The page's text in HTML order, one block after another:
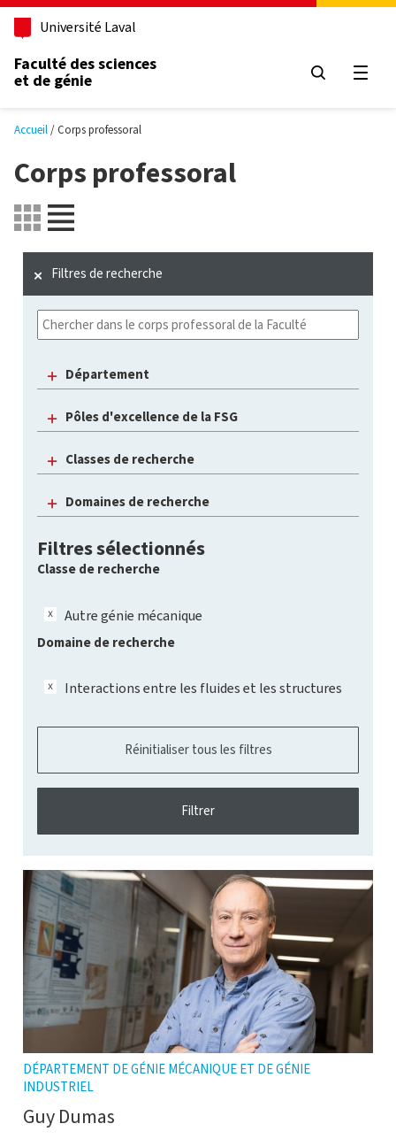
Aller au contenu principal
Université Laval
Faculté des sciences
et de génie
Accueil Corps professoral
Corps professoral
Filtres de recherche
Département
Pôles d'excellence de la FSG
Classes de recherche
Domaines de recherche
Filtres sélectionnés
Classe de recherche
Autre génie mécanique
Domaine de recherche
Interactions entre les fluides et les structures
DÉPARTEMENT DE GÉNIE MÉCANIQUE ET DE GÉNIE
INDUSTRIEL
Guy Dumas